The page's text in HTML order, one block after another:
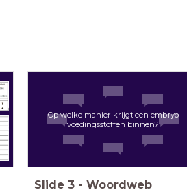
Op welke manier krijgt een embryo
voedingsstoffen binnen?
Slide 3 - Woordweb